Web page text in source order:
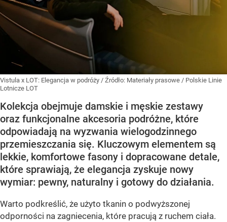
Vistula x LOT: Elegancja w podróży / Źródło: Materiały prasowe / Polskie Linie
Lotnicze LOT
Kolekcja obejmuje damskie i męskie zestawy
oraz funkcjonalne akcesoria podróżne, które
odpowiadają na wyzwania wielogodzinnego
przemieszczania się. Kluczowym elementem są
lekkie, komfortowe fasony i dopracowane detale,
które sprawiają, że elegancja zyskuje nowy
wymiar: pewny, naturalny i gotowy do działania.
Warto podkreślić, że użyto tkanin o podwyższonej
odporności na zagniecenia, które pracują z ruchem ciała.